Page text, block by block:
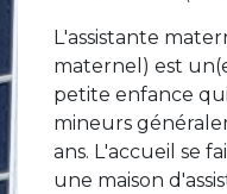
L'assistante
maternel) est
petite enfance
mineurs
ans. L'accueil se
une maison